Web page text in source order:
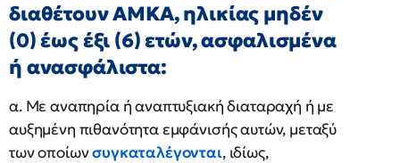
διαθέτουν ΑΜΚΑ, ηλικίας μηδέν
(0) έως έξι (6) ετών, ασφαλισμένα
ή ανασφάλιστα:
α. Με αναπηρία ή αναπτυξιακή διαταραχή ή με
αυξημένη πιθανότητα εμφάνισής αυτών, μεταξύ
των οποίωνσυγκαταλέγονται, ιδίως,